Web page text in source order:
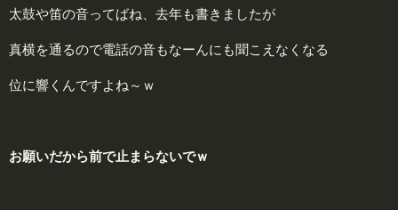
太鼓や笛の音ってばね、去年も書きましたが
真横を通るので電話の音もなーんにも聞こえなくなる
位に響くんですよね～ｗ
お願いだから前で止まらないでｗ